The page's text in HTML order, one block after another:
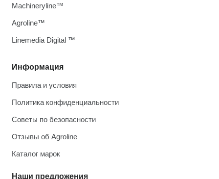
Информация
Правила и условия
Политика конфиденциальности
Советы по безопасности
Отзывы об Agroline
Каталог марок
Наши предложения
Machineryline™
Agroline™
Linemedia Digital ™